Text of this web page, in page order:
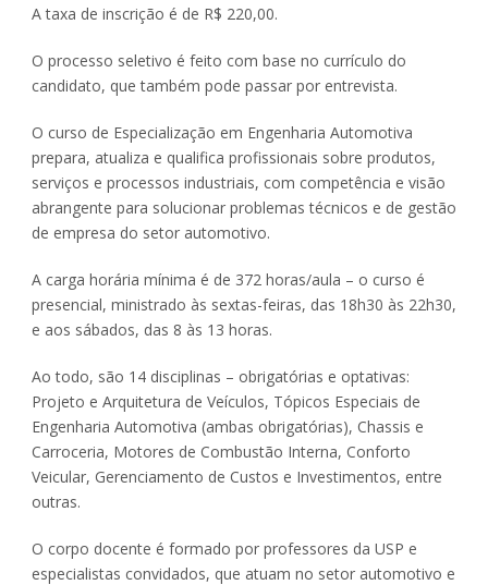
A taxa de inscrição é de R$ 220,00.
O processo seletivo é feito com base no currículo do
candidato, que também pode passar por entrevista.
O curso de Especialização em Engenharia Automotiva
prepara, atualiza e qualifica profissionais sobre produtos,
serviços e processos industriais, com competência e visão
abrangente para solucionar problemas técnicos e de gestão
de empresa do setor automotivo.
A carga horária mínima é de 372 horas/aula – o curso é
presencial, ministrado às sextas-feiras, das 18h30 às 22h30,
e aos sábados, das 8 às 13 horas.
Ao todo, são 14 disciplinas – obrigatórias e optativas:
Projeto e Arquitetura de Veículos, Tópicos Especiais de
Engenharia Automotiva (ambas obrigatórias), Chassis e
Carroceria, Motores de Combustão Interna, Conforto
Veicular, Gerenciamento de Custos e Investimentos, entre
outras.
O corpo docente é formado por professores da USP e
especialistas convidados, que atuam no setor automotivo e